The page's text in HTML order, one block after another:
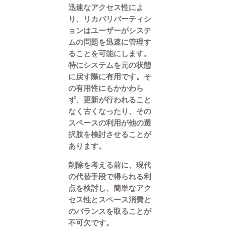
迅速なアクセス性によ
り、リカバリパーティシ
ョンはユーザーがシステ
ムの問題を迅速に管理す
ることを可能にします。
特にシステムを元の状態
に戻す際に有用です。そ
の有用性にもかかわら
ず、更新が行われること
なく古くなったり、その
スペースの利用が他の選
択肢を検討させることが
あります。
削除を考える前に、現代
の代替手段で得られる利
点を検討し、簡単なアク
セス性とスペース消費と
のバランスを取ることが
不可欠です。